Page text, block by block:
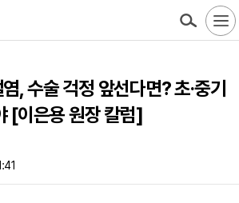
, 수술 걱정 앞선다면? 초·중기
[이은용 원장 칼럼]